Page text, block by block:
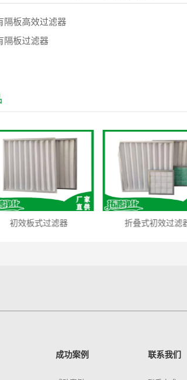
隔板高效过滤器
隔板过滤器
板式过滤器 折叠式初效过滤器
成功案例 联系我们